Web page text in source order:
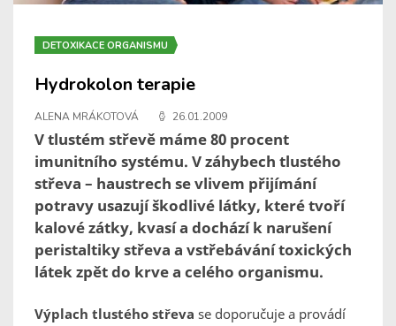
DETOXIKACE ORGANISMU
Hydrokolon terapie
ALENA MRÁKOTOVÁ 26.01.2009
V tlustém střevě máme 80 procent
imunitního systému. V záhybech tlustého
střeva – haustrech se vlivem přijímání
potravy usazují škodlivé látky, které tvoří
kalové zátky, kvasí a dochází k narušení
peristaltiky střeva a vstřebávání toxických
látek zpět do krve a celého organismu.
Výplach tlustého střeva se doporučuje a provádí